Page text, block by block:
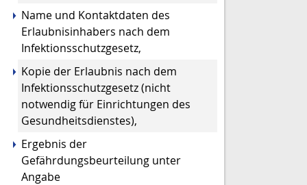
Name und Kontaktdaten des
Erlaubnisinhabers nach dem
Infektionsschutzgesetz,
Kopie der Erlaubnis nach dem
Infektionsschutzgesetz (nicht
notwendig für Einrichtungen des
Gesundheitsdienstes),
Ergebnis der
Gefährdungsbeurteilung unter
Angabe